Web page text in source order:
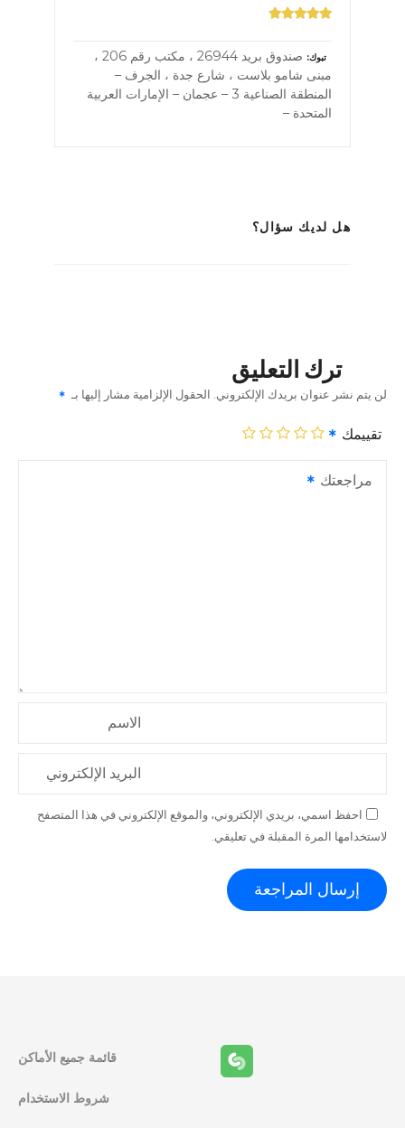
تبوك
صندوق بريد 26944 ، مكتب رقم 206 ،
مبنى شامو بلاست ، شارع جدة ، الجرف –
المنطقة الصناعية 3 – عجمان – الإمارات العربية
المتحدة –
هل لديك سؤال؟
ترك التعليق
لن يتم نشر عنوان بريدك الإلكتروني. الحقول الإلزامية مشار إليها بـ
تقييمك
مراجعتك
الاسم
البريد الإلكتروني
احفظ اسمي، بريدي الإلكتروني، والموقع الإلكتروني في هذا المتصفح
لاستخدامها المرة المقبلة في تعليقي.
قائمة جميع الأماكن
شروط الاستخدام